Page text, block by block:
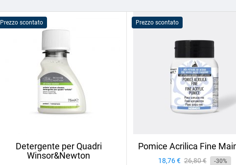
Prezzo scontato
Detergente per Quadri
Winsor&Newton
Prezzo scontato
Pomice Acrilica Fine
Prezzo
18,76 € Prezzo
26,80 € -30%